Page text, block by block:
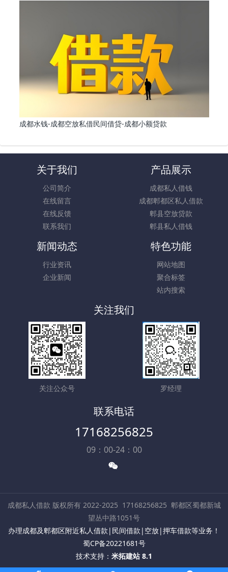
成都水钱-成都空放私借民间借贷-成都小额贷款
关于我们
公司简介
在线留言
在线反馈
联系我们
产品展示
成都私人借钱
成都郫都区私人借款
郫县空放贷款
郫县私人借钱
新闻动态
行业资讯
企业新闻
特色功能
网站地图
聚合标签
站内搜索
关注我们
关注公众号 罗经理
联系电话
17168256825
09：00-24：00
成都私人借款 版权所有 2022-2025 17168256825 郫都区蜀都新城
望丛中路1051号
办理成都及郫都区附近私人借款|民间借款|空放|押车借款等业务！
蜀CP备20221681号
技术支持： 米拓建站 8.1